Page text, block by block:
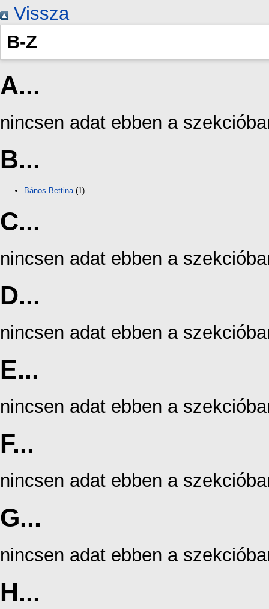
Vissza
B-Z
A...
nincsen adat ebben a
B...
Bános Bettina(1)
C...
nincsen adat ebben a
D...
nincsen adat ebben a
E...
nincsen adat ebben a
F...
nincsen adat ebben a
G...
nincsen adat ebben a
H...